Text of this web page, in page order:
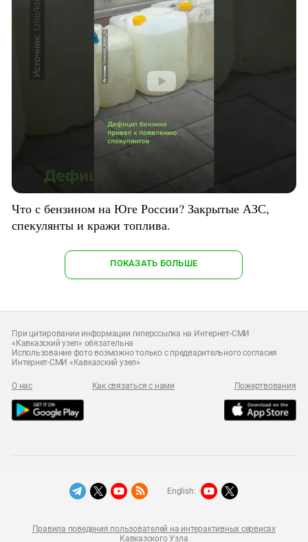
Что с бензином на Юге России? Закрытые АЗС,
спекулянты и кражи топлива.
ПОКАЗАТЬ БОЛЬШЕ
При цитировании информации гиперссылка на Интернет-СМИ
«Кавказский узел» обязательна
Использование фото возможно только с предварительного согласия
Интернет-СМИ «Кавказский узел»
О нас Как связаться с нами Пожертвования
Правила поведения пользователей на интерактивных сервисах
Кавказского Узла
English: